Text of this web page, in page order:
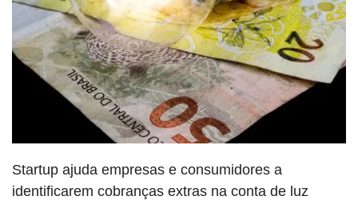
Startup ajuda empresas e consumidores a
identificarem cobranças extras na conta de luz